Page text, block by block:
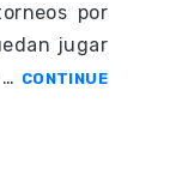
por
jugar
CONTINUE